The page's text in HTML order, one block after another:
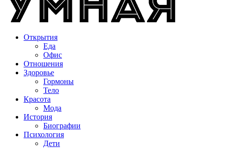
Открытия
Еда
Офис
Отношения
Здоровье
Гормоны
Тело
Красота
Мода
История
Биографии
Психология
Дети